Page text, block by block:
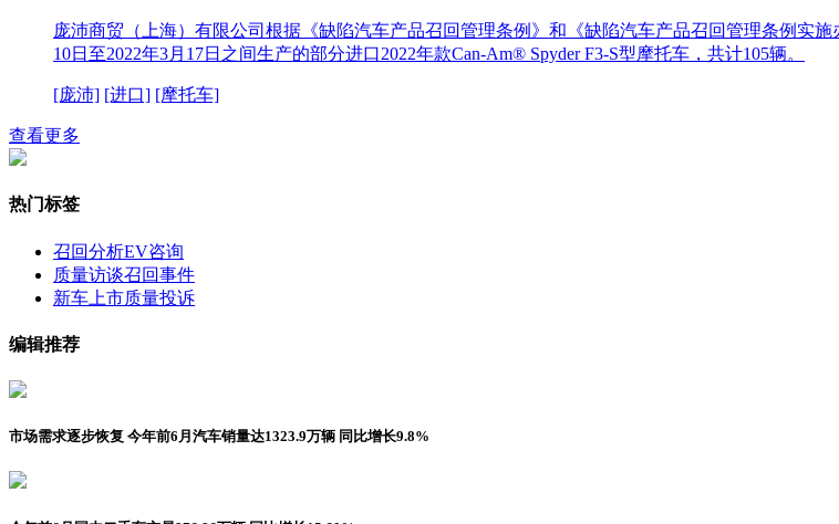
庞沛商贸（上海）有限公司根据《缺陷汽车产品召回管理条例》和《缺陷汽车产品召回管理条例实
10日至2022年3月17日之间生产的部分进口2022年款Can-Am® Spyder F3-S型摩托车，共计105辆。
[庞沛] [进口] [摩托车]
查看更多
热门标签
召回分析EV咨询
质量访谈召回事件
新车上市质量投诉
编辑推荐
市场需求逐步恢复 今年前6月汽车销量达1323.9万辆 同比增长9.8%